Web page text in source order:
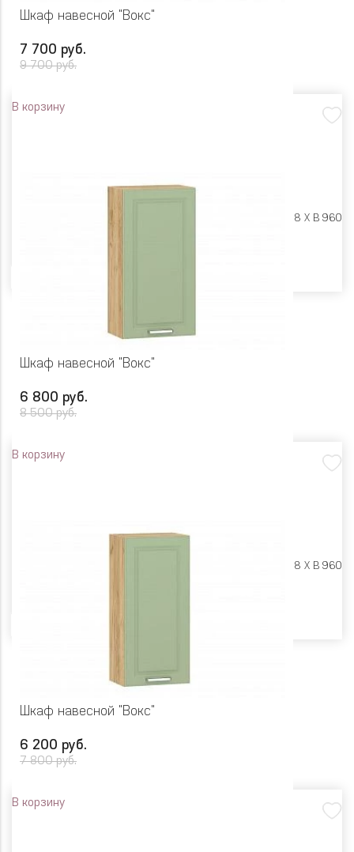
Шкаф навесной "Вокс"
7 700 руб.
9 700 руб.
В корзину
Ш 600 X Г 318 X В 960
Шкаф навесной "Вокс"
6 800 руб.
8 500 руб.
В корзину
Ш 500 X Г 318 X В 960
Шкаф навесной "Вокс"
6 200 руб.
7 800 руб.
В корзину